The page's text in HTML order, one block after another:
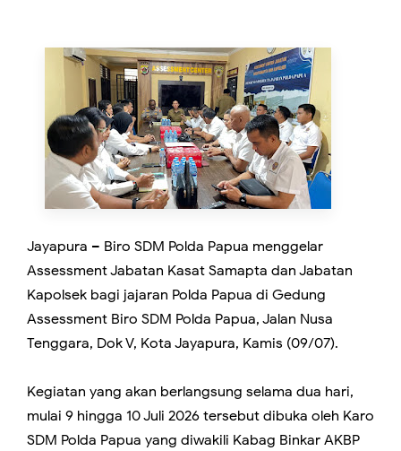
Jayapura – Biro SDM Polda Papua menggelar
Assessment Jabatan Kasat Samapta dan Jabatan
Kapolsek bagi jajaran Polda Papua di Gedung
Assessment Biro SDM Polda Papua, Jalan Nusa
Tenggara, Dok V, Kota Jayapura, Kamis (09/07).
Kegiatan yang akan berlangsung selama dua hari,
mulai 9 hingga 10 Juli 2026 tersebut dibuka oleh Karo
SDM Polda Papua yang diwakili Kabag Binkar AKBP